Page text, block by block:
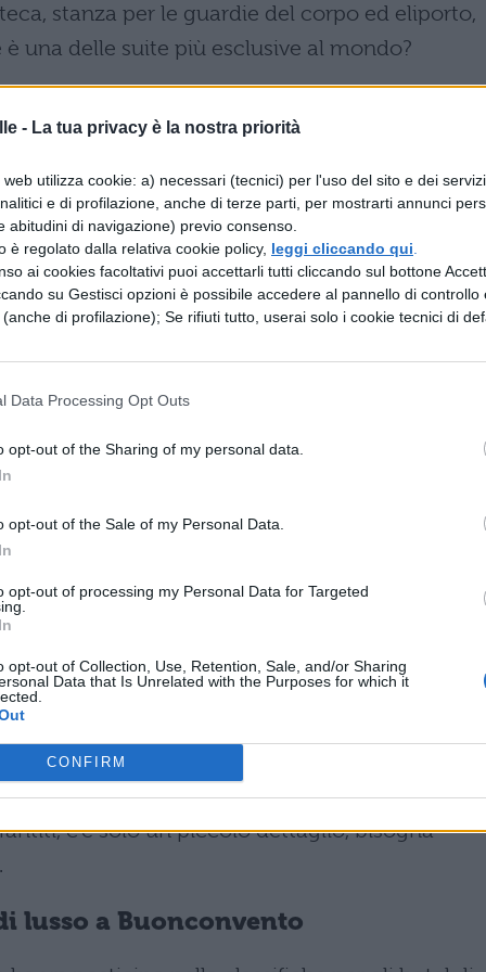
- La tua privacy è la nostra priorità
utilizza cookie: a) necessari (tecnici) per l'uso del sito e dei
e di profilazione, anche di terze parti, per mostrarti annunci
abitudini di navigazione) previo consenso.
è regolato dalla relativa cookie policy, leggi cliccando qui
ai cookies facoltativi puoi accettarli tutti cliccando sul bottone
su Gestisci opzioni è possibile accedere al pannello di controllo
di profilazione); Se rifiuti tutto, userai solo i cookie tecnici di
Data Processing Opt Outs
opt-out of the Sharing of my personal data.
opt-out of the Sale of my Personal Data.
opt-out of processing my Personal Data for Targeted
opt-out of Collection, Use, Retention, Sale, and/or Sharing
Data that Is Unrelated with the Purposes for which it
CONFIRM
stanza per le guardie del corpo ed eliporto,
una delle suite più esclusive al mondo?
nelle isole vergini britanniche
privata, Necker Island. Qui vi sono 6
dormire una notte in questo resort dovrete
non più di 28 persone, pensate che il
agli ospiti: 60 operatori, anche i fenicotteri
ben 200. Fenicotteri e personale a parte,
un bungalow tutto per voi con suite
hotel di lusso alle Bahamas
su un’isola privata con 10 suite e sono tante
tra queste Sean Connery e Robert De Niro.
uno yacht lungo ben 30 metri, un
e due da tennis, si pagano 35.000 euro a
di lusso a Las Vegas
Sky Villa. Qui vi è una suite composta da 3
da un letto girevole grandissimo e da un
il da fare: tra Spa, piscina e tavolo da
c’è solo un piccolo dettaglio, bisogna
lusso a Buonconvento